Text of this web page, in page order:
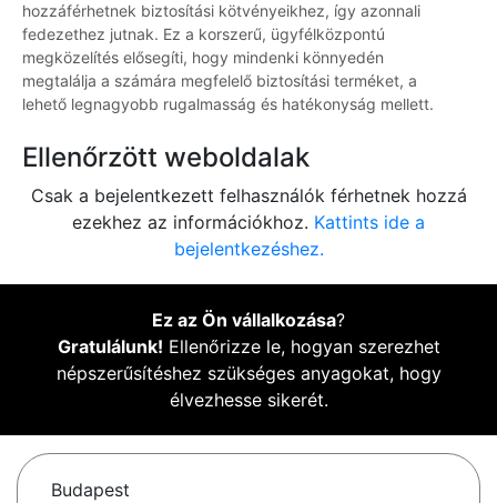
hozzáférhetnek biztosítási kötvényeikhez, így azonnali
fedezethez jutnak. Ez a korszerű, ügyfélközpontú
megközelítés elősegíti, hogy mindenki könnyedén
megtalálja a számára megfelelő biztosítási terméket, a
lehető legnagyobb rugalmasság és hatékonyság mellett.
Ellenőrzött weboldalak
Csak a bejelentkezett felhasználók férhetnek hozzá
ezekhez az információkhoz. Kattints ide a
bejelentkezéshez.
Ez az Ön vállalkozása?
Gratulálunk! Ellenőrizze le, hogyan szerezhet
népszerűsítéshez szükséges anyagokat, hogy
élvezhesse sikerét.
Budapest